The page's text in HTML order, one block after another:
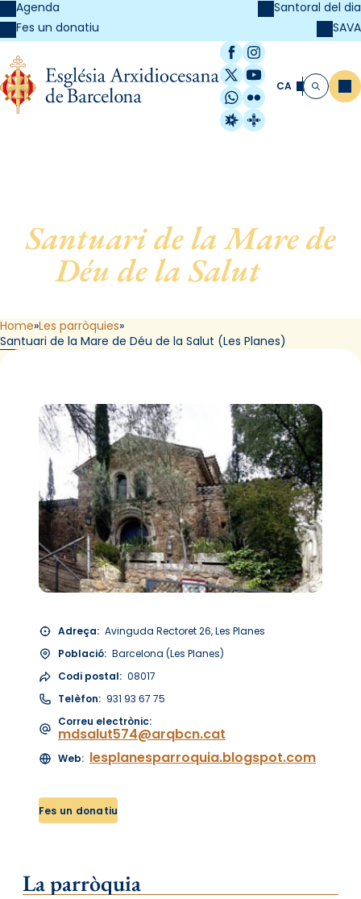
Agenda
Fes un donatiu
Santoral del dia
SAVA
Facebook
Instagram
X / Twitter
YouTube
WhatsApp
Flickr
Radio Estel
Catalunya
CA Cerca
Santuari de la Mare de
Déu de la Salut, de
Home Les parròquies
Santuari de la Mare de Déu de la Salut (Les Planes)
Adreça: Avinguda Rectoret 26, Les Planes
Població: Barcelona (Les Planes)
Codi postal: 08017
Telèfon: 931 93 67 75
Correu electrònic:
mdsalut574@arqbcn.cat
Web: lesplanesparroquia.blogspot.com
Fes un donatiu
La parròquia